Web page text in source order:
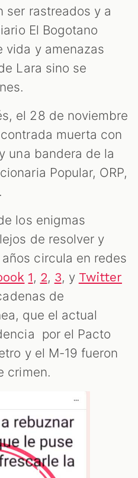
ser rastreados y a
El Bogotano
vida y amenazas
Lara sino se
el 28 de noviembre
muerta con
una bandera de la
Popular, ORP,
los enigmas
de resolver y
circula en redes
1, 2, 3, y Twitter
de
que el actual
por el Pacto
y el M-19 fueron
crimen.